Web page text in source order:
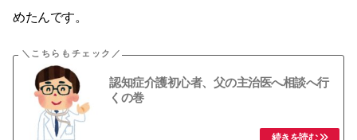
めたんです。
認知症介護初心者、父の主治医へ相談へ行
くの巻